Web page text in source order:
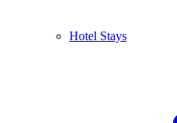
Hotel Stays